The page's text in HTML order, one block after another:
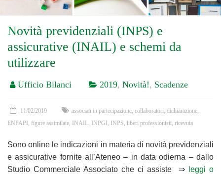
Novità previdenziali (INPS) e
assicurative (INAIL) e schemi da
utilizzare
Ufficio Bilanci 2019, Novità!, Scadenze
11/02/2019 associati in partecipazione collaboratori dichiarazione
ENPAPI figure assimilate INAIL INPGI INPS liberi professionisti ricevuta
Sono online le indicazioni in materia di novità previdenziali
e assicurative fornite all’Ateneo – in data odierna – dallo
Studio Commerciale Associato che ci assiste ⇒
leggi o